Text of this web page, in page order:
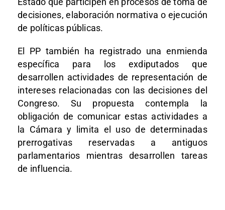
decisiones, elaboración normativa o ejecución
de políticas públicas.
El PP también ha registrado una enmienda
específica para los exdiputados que
desarrollen actividades de representación de
intereses relacionadas con las decisiones del
Congreso. Su propuesta contempla la
obligación de comunicar estas actividades a
la Cámara y limita el uso de determinadas
prerrogativas reservadas a antiguos
parlamentarios mientras desarrollen tareas
de influencia.